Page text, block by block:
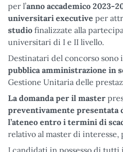
per l’anno accademico 2023-
universitari executive per
studio finalizzate alla
universitari di I e II livello.
Destinatari del concorso sono i
pubblica amministrazione in
Gestione Unitaria delle
La domanda per il master
preventivamente presentata
l’ateneo entro i termini di
relativo al master di interesse,
I candidati in possesso di tutti